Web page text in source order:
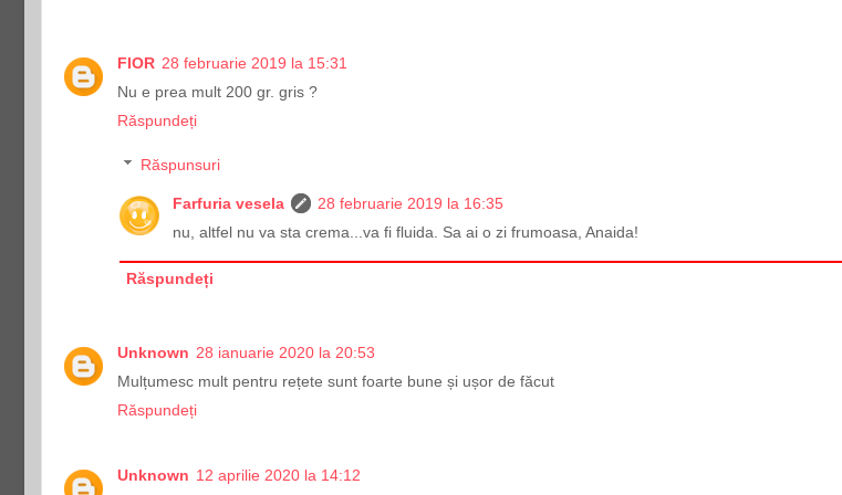
FIOR 28 februarie 2019 la 15:31
Nu e prea mult 200 gr. gris ?
Răspundeți
Răspunsuri
Farfuria vesela
28 februarie 2019 la 16:35
nu, altfel nu va sta crema...va fi fluida. Sa ai o zi frumoasa, Anaida!
Răspundeți
Unknown 28 ianuarie 2020 la 20:53
Mulțumesc mult pentru rețete sunt foarte bune și ușor de făcut
Răspundeți
Unknown 12 aprilie 2020 la 14:12